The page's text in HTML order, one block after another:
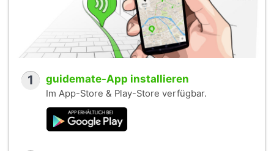
1 guidemate-App installieren
Im App-Store & Play-Store verfügbar.